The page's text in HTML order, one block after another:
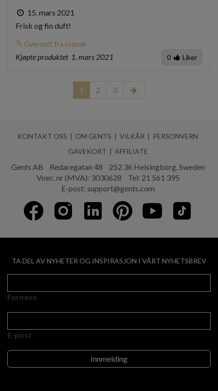
15. mars 2021
Frisk og fin duft!
translate Oversatt fra svensk
Kjøpte produktet 1. mars 2021 0 Liker
1 2 3
KONTAKT OSS OM GENTS VILKÅR
PERSONVERN
GAVEKORT
AFFILIATE
Gents AB Redaregatan 48
252 36 Helsingborg, Sweden
Voec. nr (MVA): 3030628
Tel: 21 561 395
E-post: support@gents.com
TA DEL AV NYHETER OG INSPIRASJON I VÅRT NYHETSBREV
Fornavn
E-post